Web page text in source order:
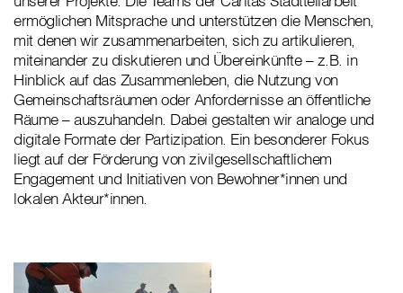
ermöglichen Mitsprache und unterstützen die Menschen,
mit denen wir zusammenarbeiten, sich zu artikulieren,
miteinander zu diskutieren und Übereinkünfte – z.B. in
Hinblick auf das Zusammenleben, die Nutzung von
Gemeinschaftsräumen oder Anfordernisse an öffentliche
Räume – auszuhandeln. Dabei gestalten wir analoge und
digitale Formate der Partizipation. Ein besonderer Fokus
liegt auf der Förderung von zivilgesellschaftlichem
Engagement und Initiativen von Bewohner*innen und
lokalen Akteur*innen.